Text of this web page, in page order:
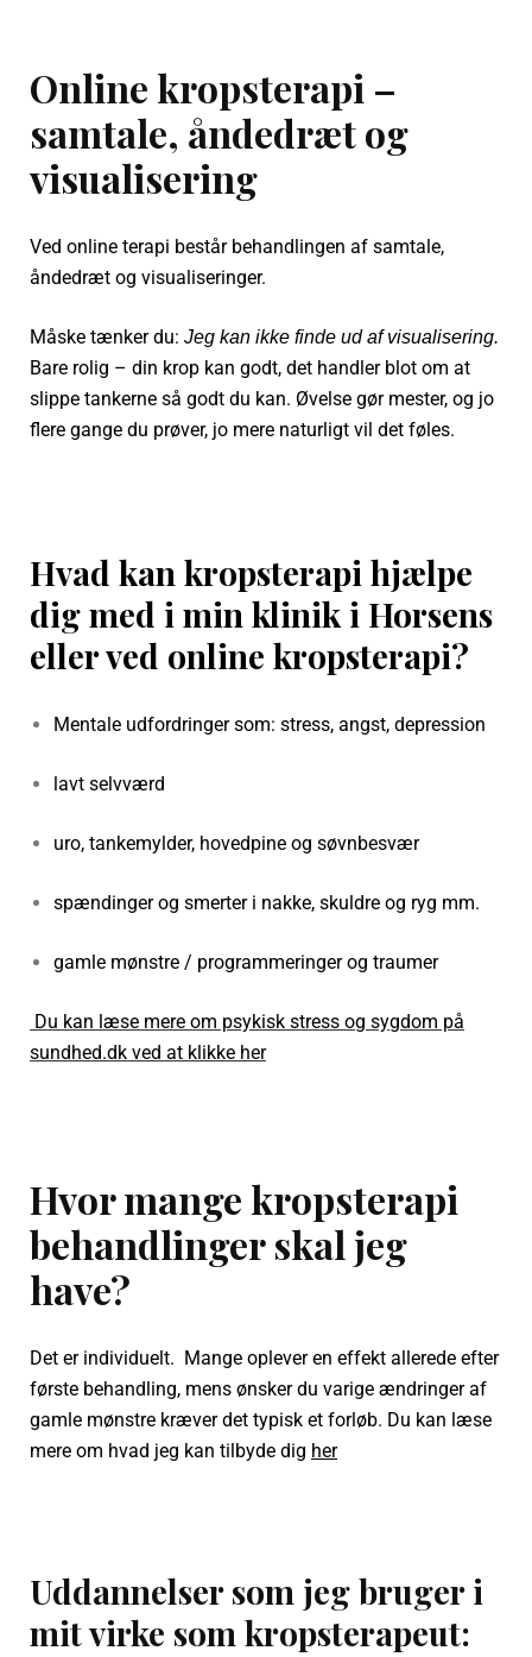
Online kropsterapi –
samtale, åndedræt og
visualisering
Ved online terapi består behandlingen af samtale,
åndedræt og visualiseringer.
Måske tænker du: Jeg kan ikke finde ud af visualisering.
Bare rolig – din krop kan godt, det handler blot om at
slippe tankerne så godt du kan. Øvelse gør mester, og jo
flere gange du prøver, jo mere naturligt vil det føles.
Hvad kan kropsterapi hjælpe
dig med i min klinik i Horsens
eller ved online kropsterapi?
Mentale udfordringer som: stress, angst, depression
lavt selvværd
uro, tankemylder, hovedpine og søvnbesvær
spændinger og smerter i nakke, skuldre og ryg mm.
gamle mønstre / programmeringer og traumer
Du kan læse mere om psykisk stress og sygdom på
sundhed.dk ved at klikke her
Hvor mange kropsterapi
behandlinger skal jeg
have?
Det er individuelt. Mange oplever en effekt allerede efter
første behandling, mens ønsker du varige ændringer af
gamle mønstre kræver det typisk et forløb. Du kan læse
mere om hvad jeg kan tilbyde dig her
Uddannelser som jeg bruger i
mit virke som kropsterapeut: